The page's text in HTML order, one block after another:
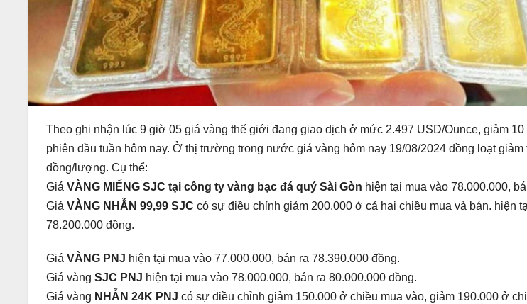
Theo ghi nhận lúc 9 giờ 05 giá vàng thế giới đang giao dịch ở mức 2.497 USD/Ounce, giảm
phiên đầu tuần hôm nay. Ở thị trường trong nước giá vàng hôm nay 19/08/2024 đồng loạt
đồng/lượng. Cụ thể:
Giá VÀNG MIẾNG SJC tại công ty vàng bạc đá quý Sài Gòn hiện tại mua vào 78.000.000,
Giá VÀNG NHẪN 99,99 SJC có sự điều chỉnh giảm 200.000 ở cả hai chiều mua và bán. hiện
78.200.000 đồng.
Giá VÀNG PNJ hiện tại mua vào 77.000.000, bán ra 78.390.000 đồng.
Giá vàng SJC PNJ hiện tại mua vào 78.000.000, bán ra 80.000.000 đồng.
Giá vàng NHẪN 24K PNJ có sự điều chỉnh giảm 150.000 ở chiều mua vào, giảm 190.000 ở